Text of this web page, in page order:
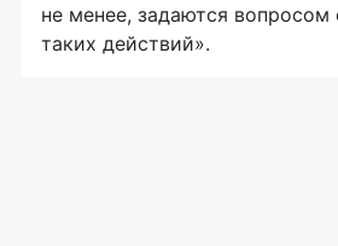
не менее, задаются вопросом
таких действий».